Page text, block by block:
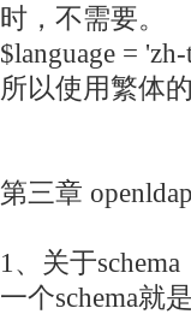
时，不需要。
$language =
所以使用繁体的
第三章
1、关于schema
一个schema就